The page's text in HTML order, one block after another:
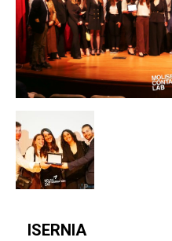
ISERNIA